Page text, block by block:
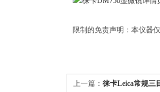
限制的免责声明：本仪器
上一篇： 徕卡Leica常规三